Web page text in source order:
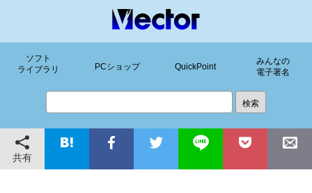
ソフト
ライブラリ
PCショップ QuickPoint
みんなの
電子署名
共有